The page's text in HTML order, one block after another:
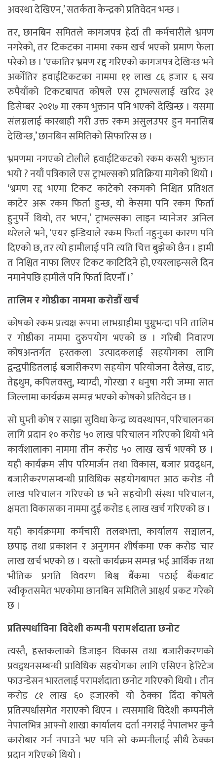
अवस्था देखिएन,’ सतर्कता केन्द्रको प्रतिवेदन भन्छ ।
तर, छानबिन समितले कागजपत्र हेर्दा ती कर्मचारीले भ्रमण
नगरेको, तर टिकटका नाममा रकम खर्च भएको प्रमाण फेला
परेको छ । ‘एकातिर भ्रमण रद्द गरिएको कागजपत्र देखिन्छ भने
अर्कोतिर हवाईटिकटका नाममा ११ लाख ८६ हजार ६ सय
रुपैयाँको टिकटबापत कोषले एस ट्राभल्सलाई खरिद ३१
डिसेम्बर २०१७ मा रकम भुक्तान पनि भएको देखिन्छ । यसमा
संलग्नलाई कारबाही गरी उक्त रकम असुलउपर हुन मनासिब
देखिन्छ,’ छानबिन समितिको सिफारिस छ ।
भ्रमणमा नगएको टोलीले हवाईटिकटको रकम कसरी भुक्तान
भयो ? नयाँ पत्रिकाले एस ट्राभल्सको प्रतिक्रिया मागेको थियो ।
‘भ्रमण रद्द भएमा टिकट काटेको रकमको निश्चित प्रतिशत
काटेर अरू रकम फिर्ता हुन्छ, यो केसमा पनि रकम फिर्ता
हुनुपर्ने थियो, तर भएन,’ ट्राभल्सका लाइन म्यानेजर अनिल
धरेलले भने, ‘एयर इन्डियाले रकम फिर्ता नहुनुका कारण पनि
दिएको छ, तर त्यो हामीलाई पनि त्यति चित्त बुझेको छैन । हामी
त निश्चित नाफा लिएर टिकट काटिदिने हो, एयरलाइन्सले दिन
नमानेपछि हामीले पनि फिर्ता दिएनौँ ।’
तालिम र गोष्ठीका नाममा करोडौँ खर्च
कोषको रकम प्रत्यक्ष रूपमा लाभग्राहीमा पुग्नुभन्दा पनि तालिम
र गोष्ठीका नाममा दुरुपयोग भएको छ । गरिबी निवारण
कोषअन्तर्गत हस्तकला उत्पादकलाई सहयोगका लागि
द्वन्द्वपीडितलाई बजारीकरण सहयोग परियोजना दैलेख, दाङ,
तेह्रथुम, कपिलवस्तु, म्याग्दी, गोरखा र धनुषा गरी जम्मा सात
जिल्लामा कार्यक्रम सम्पन्न भएको कोषको प्रतिवेदन छ ।
सो घुम्ती कोष र साझा सुविधा केन्द्र व्यवस्थापन, परिचालनका
लागि प्रदान १० करोड ५० लाख परिचालन गरिएको थियो भने
कार्यशालाका नाममा तीन करोड ५० लाख खर्च भएको छ ।
यही कार्यक्रम सीप परिमार्जन तथा विकास, बजार प्रवद्र्धन,
बजारीकरणसम्बन्धी प्राविधिक सहयोगबापत आठ करोड नौ
लाख परिचालन गरिएको छ भने सहयोगी संस्था परिचालन,
क्षमता विकासका नाममा दुई करोड ६ लाख खर्च गरिएको छ ।
यही कार्यक्रममा कर्मचारी तलबभत्ता, कार्यालय सञ्चालन,
छपाइ तथा प्रकाशन र अनुगमन शीर्षकमा एक करोड चार
लाख खर्च भएको छ । यस्तो कार्यक्रम सम्पन्न भई आर्थिक तथा
भौतिक प्रगति विवरण बिश्व बैंकमा पठाई बैंकबाट
स्वीकृतसमेत भएकोमा छानबिन समितिले आश्चर्य प्रकट गरेको
छ ।
प्रतिस्पर्धाविना विदेशी कम्पनी परामर्शदाता छनोट
त्यस्तै, हस्तकलाको डिजाइन विकास तथा बजारीकरणको
प्रवद्र्धनसम्बन्धी प्राविधिक सहयोगका लागि एसिएन हेरिटेज
फाउन्डेसन भारतलाई परामर्शदाता छनोट गरिएको थियो । तीन
करोड ८१ लाख ६० हजारको यो ठेक्का दिँदा कोषले
प्रतिस्पर्धासमेत गराएको थिएन । त्यसमाथि विदेशी कम्पनीले
नेपालभित्र आफ्नो शाखा कार्यालय दर्ता नगराई नेपालभर कुनै
कारोबार गर्न नपाउने भए पनि सो कम्पनीलाई सीधै ठेक्का
प्रदान गरिएको थियो ।